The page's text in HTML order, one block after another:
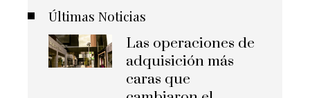
Últimas Noticias
Las operaciones de
adquisición más
caras que